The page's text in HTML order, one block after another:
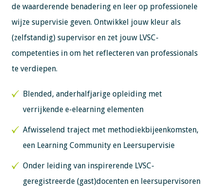
de waarderende benadering en leer op professionele
wijze supervisie geven. Ontwikkel jouw kleur als
(zelfstandig) supervisor en zet jouw LVSC-
competenties in om het reflecteren van professionals
te verdiepen.
Blended, anderhalfjarige opleiding met
verrijkende e-elearning elementen
Afwisselend traject met methodiekbijeenkomsten,
een Learning Community en Leersupervisie
Onder leiding van inspirerende LVSC-
geregistreerde (gast)docenten en leersupervisoren